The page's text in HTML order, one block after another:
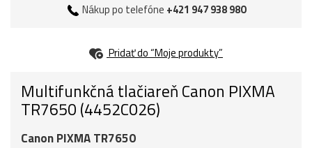
Nákup po telefóne +421 947 938 980
Pridať do “Moje produkty”
Multifunkčná tlačiareň Canon PIXMA
TR7650 (4452C026)
Canon PIXMA TR7650